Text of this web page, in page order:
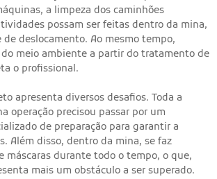
a limpeza dos caminhões
possam ser feitas dentro da mina,
de deslocamento. Ao mesmo tempo,
meio ambiente a partir do tratamento de
o profissional.
apresenta diversos desafios. Toda a
operação precisou passar por um
de preparação para garantir a
Além disso, dentro da mina, se faz
máscaras durante todo o tempo, o que,
mais um obstáculo a ser superado.